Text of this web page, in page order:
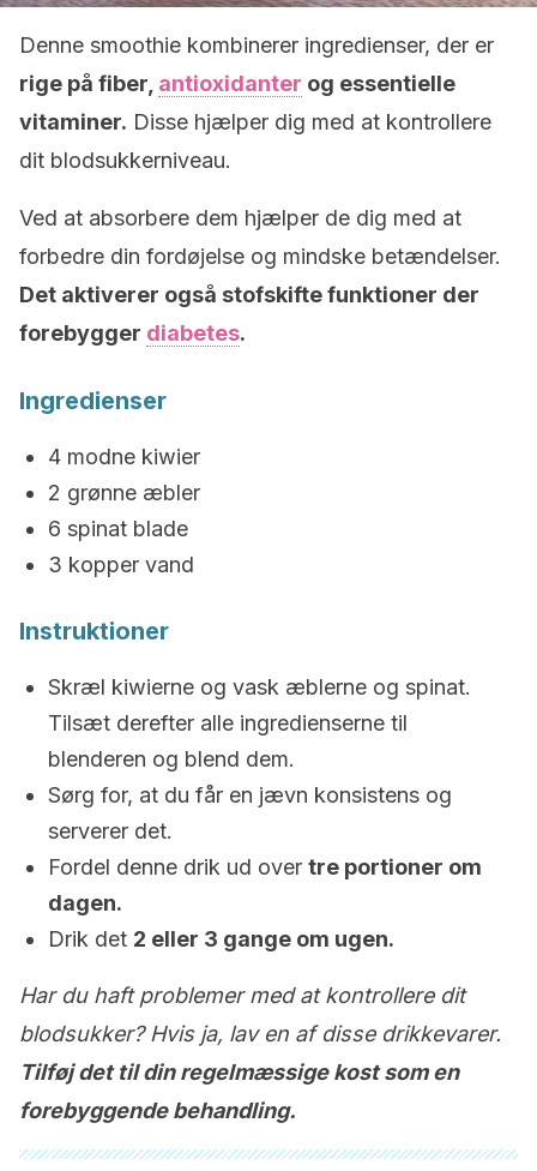
Denne smoothie kombinerer ingredienser, der er
rige på fiber, antioxidanter og essentielle
vitaminer. Disse hjælper dig med at kontrollere
dit blodsukkerniveau.
Ved at absorbere dem hjælper de dig med at
forbedre din fordøjelse og mindske betændelser.
Det aktiverer også stofskifte funktioner der
forebygger diabetes.
Ingredienser
4 modne kiwier
2 grønne æbler
6 spinat blade
3 kopper vand
Instruktioner
Skræl kiwierne og vask æblerne og spinat.
Tilsæt derefter alle ingredienserne til
blenderen og blend dem.
Sørg for, at du får en jævn konsistens og
serverer det.
Fordel denne drik ud over tre portioner om
dagen.
Drik det 2 eller 3 gange om ugen.
Har du haft problemer med at kontrollere dit
blodsukker? Hvis ja, lav en af ​​disse drikkevarer.
Tilføj det til din regelmæssige kost som en
forebyggende behandling.